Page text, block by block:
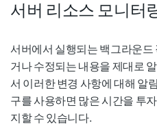
서버 리소스 모니터
서버에서 실행되는 백그라운드
거나 수정되는 내용을 제대로
서 이러한 변경 사항에 대해 알
구를 사용하면 많은 시간을 투
지할 수 있습니다.